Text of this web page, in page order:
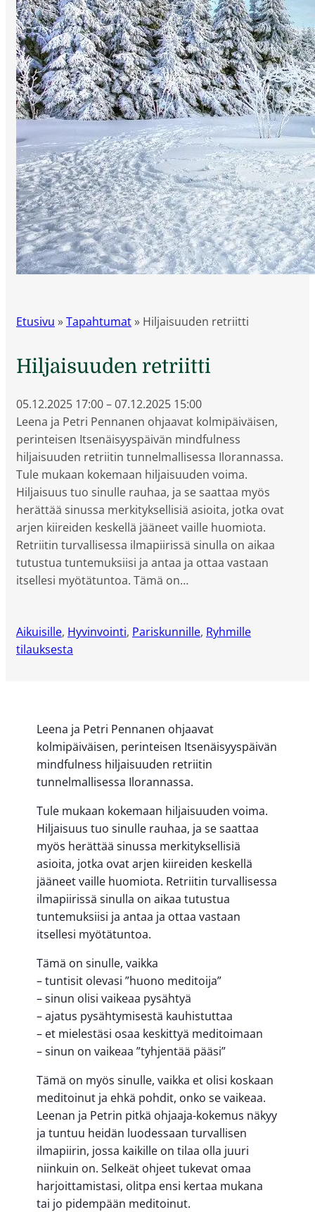
Etusivu »Tapahtumat» Hiljaisuuden retriitti
Hiljaisuuden retriitti
05.12.2025 17:00–07.12.2025 15:00
Leena ja Petri Pennanen ohjaavat kolmipäiväisen,
perinteisen Itsenäisyyspäivän mindfulness
hiljaisuuden retriitin tunnelmallisessa Ilorannassa.
Tule mukaan kokemaan hiljaisuuden voima.
Hiljaisuus tuo sinulle rauhaa, ja se saattaa myös
herättää sinussa merkityksellisiä asioita, jotka ovat
arjen kiireiden keskellä jääneet vaille huomiota.
Retriitin turvallisessa ilmapiirissä sinulla on aikaa
tutustua tuntemuksiisi ja antaa ja ottaa vastaan
itsellesi myötätuntoa. Tämä on…
Aikuisille, Hyvinvointi, Pariskunnille, Ryhmille
tilauksesta​
Leena ja Petri Pennanen ohjaavat
kolmipäiväisen, perinteisen Itsenäisyyspäivän
mindfulness hiljaisuuden retriitin
tunnelmallisessa Ilorannassa.
Tule mukaan kokemaan hiljaisuuden voima.
Hiljaisuus tuo sinulle rauhaa, ja se saattaa
myös herättää sinussa merkityksellisiä
asioita, jotka ovat arjen kiireiden keskellä
jääneet vaille huomiota. Retriitin turvallisessa
ilmapiirissä sinulla on aikaa tutustua
tuntemuksiisi ja antaa ja ottaa vastaan
itsellesi myötätuntoa.
Tämä on sinulle, vaikka
– tuntisit olevasi ”huono meditoija”
– sinun olisi vaikeaa pysähtyä
– ajatus pysähtymisestä kauhistuttaa
– et mielestäsi osaa keskittyä meditoimaan
– sinun on vaikeaa ”tyhjentää pääsi”
Tämä on myös sinulle, vaikka et olisi koskaan
meditoinut ja ehkä pohdit, onko se vaikeaa.
Leenan ja Petrin pitkä ohjaaja-kokemus näkyy
ja tuntuu heidän luodessaan turvallisen
ilmapiirin, jossa kaikille on tilaa olla juuri
niinkuin on. Selkeät ohjeet tukevat omaa
harjoittamistasi, olitpa ensi kertaa mukana
tai jo pidempään meditoinut.